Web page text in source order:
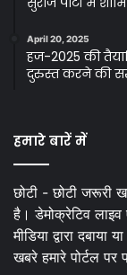
April 20, 2025
हज-2025 की
दुरुस्त करने की
हमारे बारें में
छोटी - छोटी जरूरी
है। डेमोक्रेटिव
मीडिया द्वारा
खबरे हमारे पोर्टल